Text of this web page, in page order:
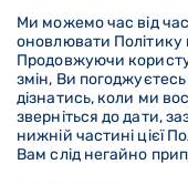
Ми можемо час від
оновлювати
Продовжуючи
змін, Ви
дізнатись, коли ми
зверніться до дати,
нижній частині цієї
Вам слід негайно